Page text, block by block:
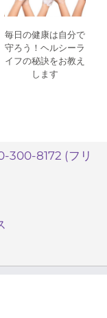
毎日の健康は自分で
守ろう！ヘルシーラ
イフの秘訣をお教え
します
300-8172 (フリ